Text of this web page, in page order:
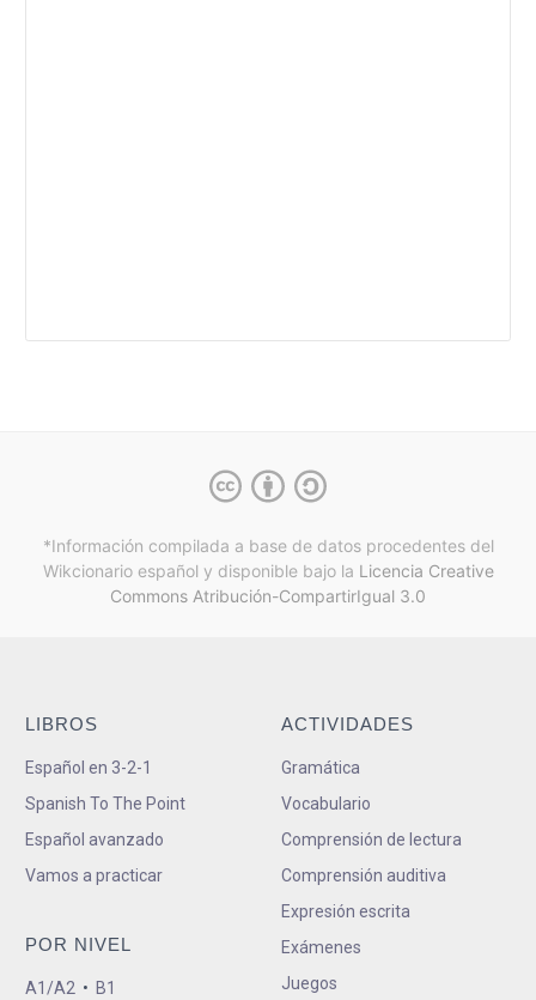
*Información compilada a base de datos procedentes del
Wikcionario español y disponible bajo la Licencia Creative
Commons Atribución-CompartirIgual 3.0
LIBROS
Español en 3-2-1
Spanish To The Point
Español avanzado
Vamos a practicar
POR NIVEL
A1/A2 • B1
ACTIVIDADES
Gramática
Vocabulario
Comprensión de lectura
Comprensión auditiva
Expresión escrita
Exámenes
Juegos